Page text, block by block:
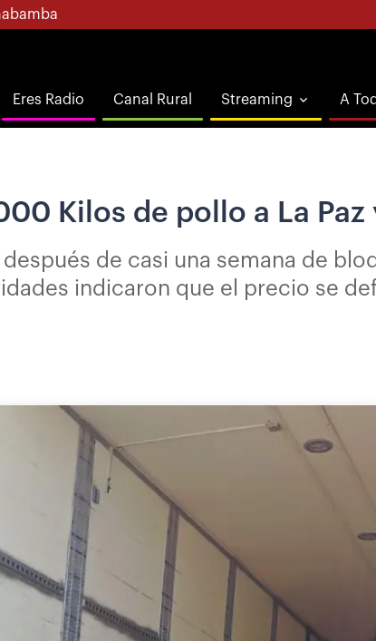
Eres Radio Canal Rural Streaming A
Kilos de pollo a La
de casi una semana de
indicaron que el precio se